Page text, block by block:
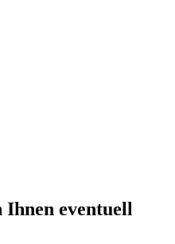
eventuell